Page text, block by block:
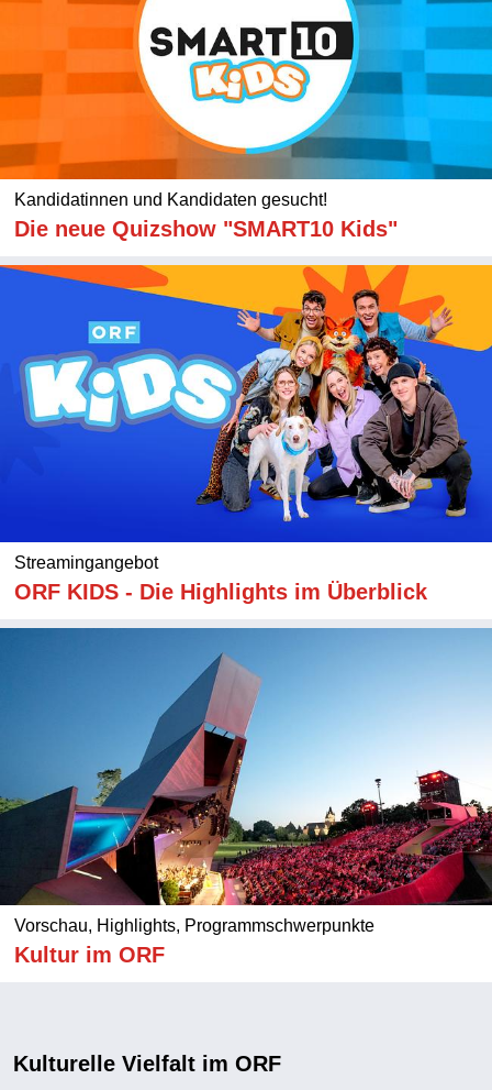
Kandidatinnen und Kandidaten gesucht!
Die neue Quizshow "SMART10 Kids"
Streamingangebot
ORF KIDS - Die Highlights im Überblick
Vorschau, Highlights, Programmschwerpunkte
Kultur im ORF
Kulturelle Vielfalt im ORF